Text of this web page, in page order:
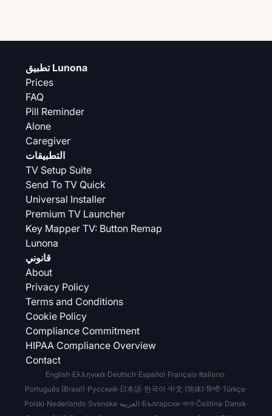
تطبيق Lunona
Prices
FAQ
Pill Reminder
Alone
Caregiver
التطبيقات
TV Setup Suite
Send To TV Quick
Universal Installer
Premium TV Launcher
Key Mapper TV: Button Remap
Lunona
قانوني
About
Privacy Policy
Terms and Conditions
Cookie Policy
Compliance Commitment
HIPAA Compliance Overview
Contact
English ·Ελληνικά ·Deutsch ·Español ·Français·Italiano·
Português (Brasil) ·Русский · 日本語 ·한국어 ·中文 (简体) ·हिन्दी·Türkçe ·
Polski ·Nederlands·Svenska ·العربية ·Български ·বাংলা·Čeština ·Dansk·